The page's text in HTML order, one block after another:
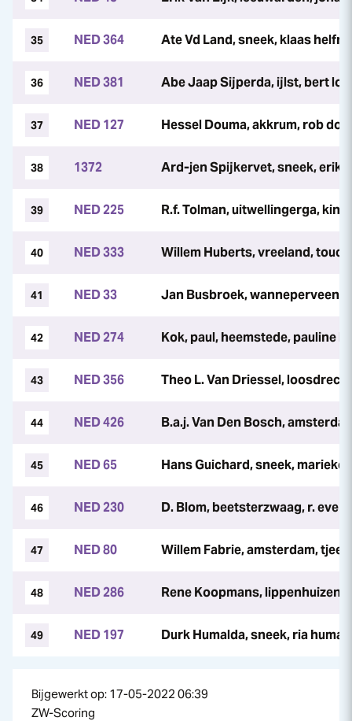
35 NED 364 Ate Vd Land, sneek, klaas
36 NED 381 Abe Jaap Sijperda, ijlst, bert
37 NED 127 Hessel Douma, akkrum, rob
38 1372 Ard-jen Spijkervet, sneek, erik
39 NED 225 R.f. Tolman, uitwellingerga,
40 NED 333 Willem Huberts, vreeland,
41 NED 33 Jan Busbroek, wanneperveen,
42 NED 274 Kok, paul, heemstede, pauline
43 NED 356 Theo L. Van Driessel, loosdrecht
44 NED 426 B.a.j. Van Den Bosch,
45 NED 65 Hans Guichard, sneek, marieke
46 NED 230 D. Blom, beetsterzwaag, r. evers
47 NED 80 Willem Fabrie, amsterdam,
48 NED 286 Rene Koopmans, lippenhuizen,
49 NED 197 Durk Humalda, sneek, ria
Bijgewerkt op: 17-05-2022 06:39
ZW-Scoring